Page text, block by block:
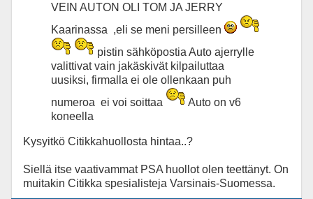
VEIN AUTON OLI TOM JA JERRY
Kaarinassa ,eli se meni persilleen
pistin sähköpostia Auto ajerrylle
valittivat vain jakäskivät kilpailuttaa
uusiksi, firmalla ei ole ollenkaan puh
numeroa ei voi soittaa
Auto on v6
koneella
Kysyitkö Citikkahuollosta hintaa..?
Siellä itse vaativammat PSA huollot olen teettänyt. On
muitakin Citikka spesialisteja Varsinais-Suomessa.